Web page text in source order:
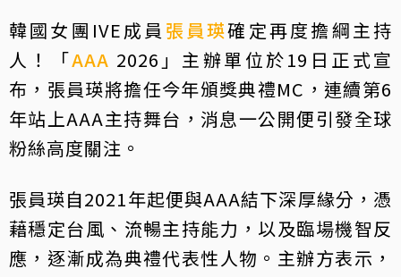
韓國女團IVE成員 張員瑛確定再度擔綱主持
人！「AAA 2026」主辦單位於19日正式宣
布，張員瑛將擔任今年頒獎典禮MC，連續第6
年站上AAA主持舞台，消息一公開便引發全球
粉絲高度關注。
張員瑛自2021年起便與AAA結下深厚緣分，憑
藉穩定台風、流暢主持能力，以及臨場機智反
應，逐漸成為典禮代表性人物。主辦方表示，